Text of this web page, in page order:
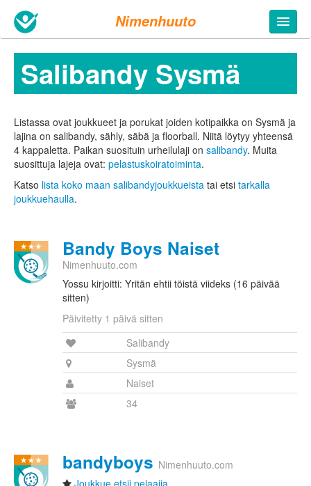
Nimenhuuto
Salibandy Sysmä
Listassa ovat joukkueet ja porukat joiden kotipaikka on Sysmä ja
lajina on salibandy, sähly, säbä ja floorball. Niitä löytyy yhteensä
4 kappaletta. Paikan suosituin urheilulaji on salibandy. Muita
suosittuja lajeja ovat: pelastuskoiratoiminta.
Katso lista koko maan salibandyjoukkueista tai etsi tarkalla
joukkuehaulla.
Bandy Boys Naiset
Nimenhuuto.com
Yossu kirjoitti: Yritän ehtii töistä viideks (16 päivää
sitten)
Päivitetty 1 päivä sitten
Salibandy
Sysmä
Naiset
34
bandyboys Nimenhuuto.com